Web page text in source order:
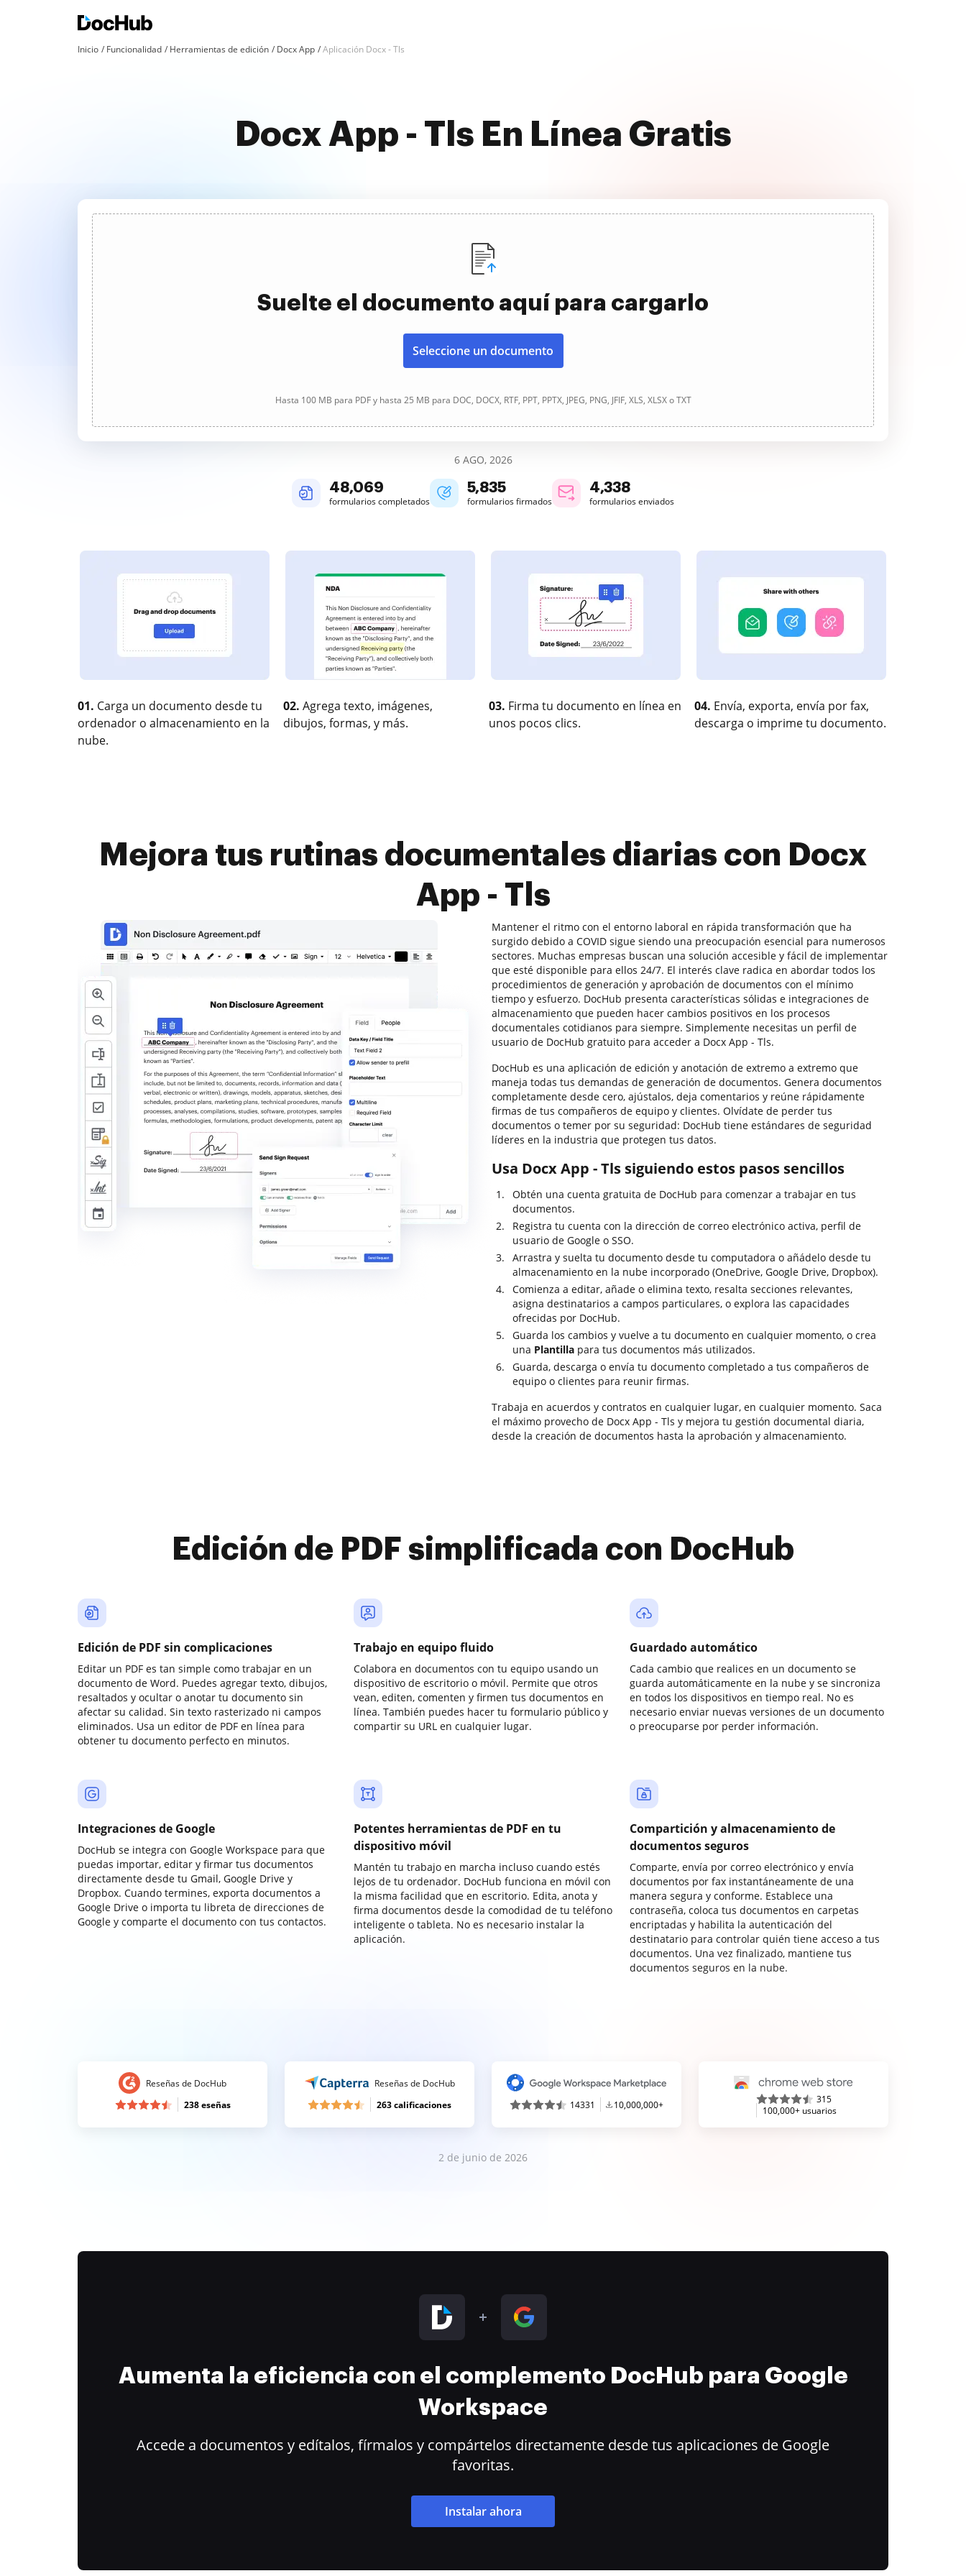
Inicio Funcionalidad Herramientas de edición Docx App Aplicación Docx - Tls
Docx App - Tls En Línea Gratis
Suelte el documento aquí para cargarlo
Seleccione un documento
Hasta 100 MB para PDF y hasta 25 MB para DOC, DOCX, RTF, PPT, PPTX, JPEG, PNG, JFIF, XLS, XLSX o TXT
6 AGO, 2026
48,070
formularios completados
5,835
formularios firmados
4,338
formularios enviados
01. Carga un documento desde tu
ordenador o almacenamiento en la
nube.
02. Agrega texto, imágenes,
dibujos, formas, y más.
03. Firma tu documento en línea en
unos pocos clics.
04. Envía, exporta, envía por fax,
descarga o imprime tu documento.
Mejora tus rutinas documentales diarias con Docx
App - Tls
Mantener el ritmo con el entorno laboral en rápida transformación que ha
surgido debido a COVID sigue siendo una preocupación esencial para numerosos
sectores. Muchas empresas buscan una solución accesible y fácil de implementar
que esté disponible para ellos 24/7. El interés clave radica en abordar todos los
procedimientos de generación y aprobación de documentos con el mínimo
tiempo y esfuerzo. DocHub presenta características sólidas e integraciones de
almacenamiento que pueden hacer cambios positivos en los procesos
documentales cotidianos para siempre. Simplemente necesitas un perfil de
usuario de DocHub gratuito para acceder a Docx App - Tls.
DocHub es una aplicación de edición y anotación de extremo a extremo que
maneja todas tus demandas de generación de documentos. Genera documentos
completamente desde cero, ajústalos, deja comentarios y reúne rápidamente
firmas de tus compañeros de equipo y clientes. Olvídate de perder tus
documentos o temer por su seguridad: DocHub tiene estándares de seguridad
líderes en la industria que protegen tus datos.
Usa Docx App - Tls siguiendo estos pasos sencillos
Obtén una cuenta gratuita de DocHub para comenzar a trabajar en tus
documentos.
Registra tu cuenta con la dirección de correo electrónico activa, perfil de
usuario de Google o SSO.
Arrastra y suelta tu documento desde tu computadora o añádelo desde tu
almacenamiento en la nube incorporado (OneDrive, Google Drive, Dropbox).
Comienza a editar, añade o elimina texto, resalta secciones relevantes,
asigna destinatarios a campos particulares, o explora las capacidades
ofrecidas por DocHub.
Guarda los cambios y vuelve a tu documento en cualquier momento, o crea
una Plantilla para tus documentos más utilizados.
Guarda, descarga o envía tu documento completado a tus compañeros de
equipo o clientes para reunir firmas.
Trabaja en acuerdos y contratos en cualquier lugar, en cualquier momento. Saca
el máximo provecho de Docx App - Tls y mejora tu gestión documental diaria,
desde la creación de documentos hasta la aprobación y almacenamiento.
Edición de PDF simplificada con DocHub
Edición de PDF sin complicaciones
Editar un PDF es tan simple como trabajar en un
documento de Word. Puedes agregar texto, dibujos,
resaltados y ocultar o anotar tu documento sin
afectar su calidad. Sin texto rasterizado ni campos
eliminados. Usa un editor de PDF en línea para
obtener tu documento perfecto en minutos.
Trabajo en equipo fluido
Colabora en documentos con tu equipo usando un
dispositivo de escritorio o móvil. Permite que otros
vean, editen, comenten y firmen tus documentos en
línea. También puedes hacer tu formulario público y
compartir su URL en cualquier lugar.
Guardado automático
Cada cambio que realices en un documento se
guarda automáticamente en la nube y se sincroniza
en todos los dispositivos en tiempo real. No es
necesario enviar nuevas versiones de un documento
o preocuparse por perder información.
Integraciones de Google
DocHub se integra con Google Workspace para que
puedas importar, editar y firmar tus documentos
directamente desde tu Gmail, Google Drive y
Dropbox. Cuando termines, exporta documentos a
Google Drive o importa tu libreta de direcciones de
Google y comparte el documento con tus contactos.
Potentes herramientas de PDF en tu
dispositivo móvil
Mantén tu trabajo en marcha incluso cuando estés
lejos de tu ordenador. DocHub funciona en móvil con
la misma facilidad que en escritorio. Edita, anota y
firma documentos desde la comodidad de tu teléfono
inteligente o tableta. No es necesario instalar la
aplicación.
Compartición y almacenamiento de
documentos seguros
Comparte, envía por correo electrónico y envía
documentos por fax instantáneamente de una
manera segura y conforme. Establece una
contraseña, coloca tus documentos en carpetas
encriptadas y habilita la autenticación del
destinatario para controlar quién tiene acceso a tus
documentos. Una vez finalizado, mantiene tus
documentos seguros en la nube.
Reseñas de DocHub
238 eseñas
Reseñas de DocHub
263 calificaciones
14331 10,000,000+
315
100,000+ usuarios
2 de junio de 2026
Aumenta la eficiencia con el complemento DocHub para Google
Workspace
Accede a documentos y edítalos, fírmalos y compártelos directamente desde tus aplicaciones de Google
favoritas.
Instalar ahora